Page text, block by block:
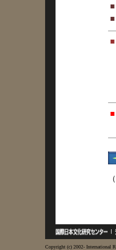
■
■
■
■
Copyright (c) 2002- International